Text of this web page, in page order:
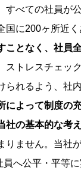
べての社員が
国に200ヶ所近
ことなく、社員
ストレスチェッ
られるよう、社
によって制度の
社の基本的な考
りません。当社
へ公平・平等に